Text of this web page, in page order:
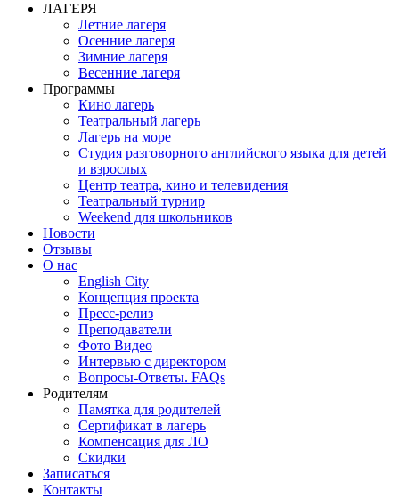
ЛАГЕРЯ
Летние лагеря
Осенние лагеря
Зимние лагеря
Весенние лагеря
Программы
Кино лагерь
Театральный лагерь
Лагерь на море
Студия разговорного английского языка для детей
и взрослых
Центр театра, кино и телевидения
Театральный турнир
Weekend для школьников
Новости
Отзывы
О нас
English City
Концепция проекта
Пресс-релиз
Преподаватели
Фото Видео
Интервью с директором
Вопросы-Ответы. FAQs
Родителям
Памятка для родителей
Сертификат в лагерь
Компенсация для ЛО
Скидки
Записаться
Контакты